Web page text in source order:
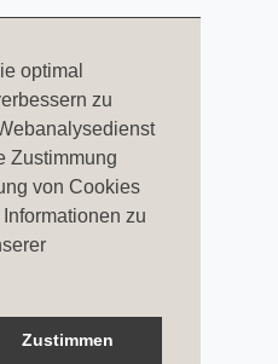
optimal
zu
Zustimmung
von Cookies
zu
Zustimmen
ProvenExpert.com